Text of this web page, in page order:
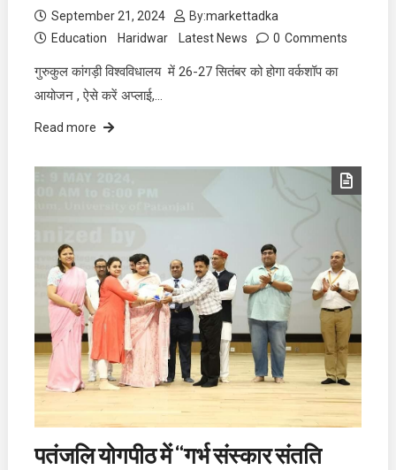
September 21, 2024 By:markettadka
Education
Haridwar Latest News 0 Comments
गुरुकुल कांगड़ी विश्वविधालय में 26-27 सितंबर को होगा वर्कशॉप का
आयोजन , ऐसे करें अप्लाई,…
Read more
पतंजलि योगपीठ में “गर्भ संस्कार संतति